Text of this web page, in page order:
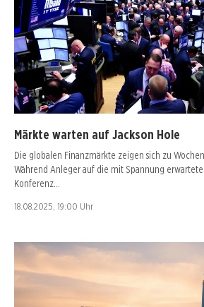
Märkte warten auf Jackson Hole
Die globalen Finanzmärkte zeigen sich zu
Während Anleger auf die mit Spannung
Konferenz…
18.08.2025, 19:00 Uhr